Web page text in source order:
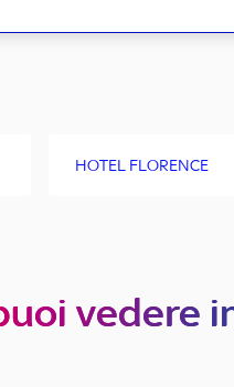
HOTEL FLORENCE
vedere